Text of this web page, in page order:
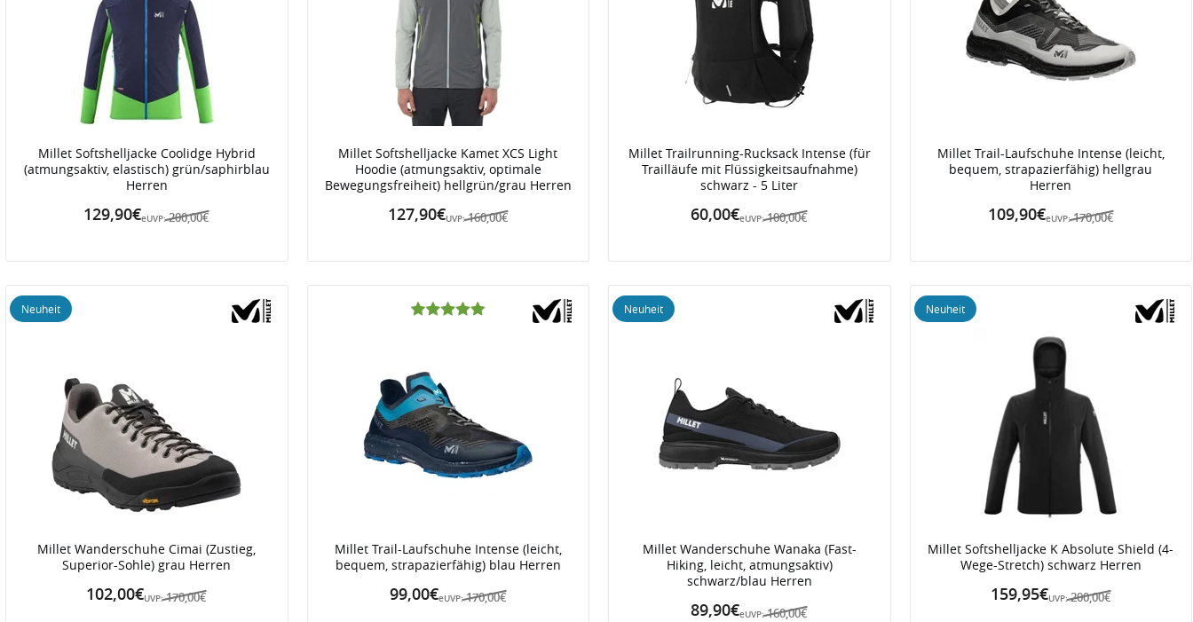
Millet Softshelljacke Coolidge Hybrid
(atmungsaktiv, elastisch) grün/saphirblau
Herren
eUVP: 200,00€
129,90€
Millet Softshelljacke Kamet XCS Light
Hoodie (atmungsaktiv, optimale
Bewegungsfreiheit) hellgrün/grau Herren
UVP: 160,00€
127,90€
Millet Trailrunning-Rucksack Intense (für
Trailläufe mit Flüssigkeitsaufnahme)
schwarz - 5 Liter
eUVP: 100,00€
60,00€
Millet Trail-Laufschuhe Intense (leicht,
bequem, strapazierfähig) hellgrau
Herren
eUVP: 170,00€
109,90€
Millet Wanderschuhe Cimai (Zustieg,
Superior-Sohle) grau Herren
UVP: 170,00€
102,00€
Neuheit
Millet Trail-Laufschuhe Intense (leicht,
bequem, strapazierfähig) blau Herren
eUVP: 170,00€
99,00€
Millet Wanderschuhe Wanaka (Fast-
Hiking, leicht, atmungsaktiv)
schwarz/blau Herren
eUVP: 160,00€
89,90€
Neuheit
Millet Softshelljacke K Absolute Shield (4-
Wege-Stretch) schwarz Herren
UVP: 200,00€
159,95€
Neuheit